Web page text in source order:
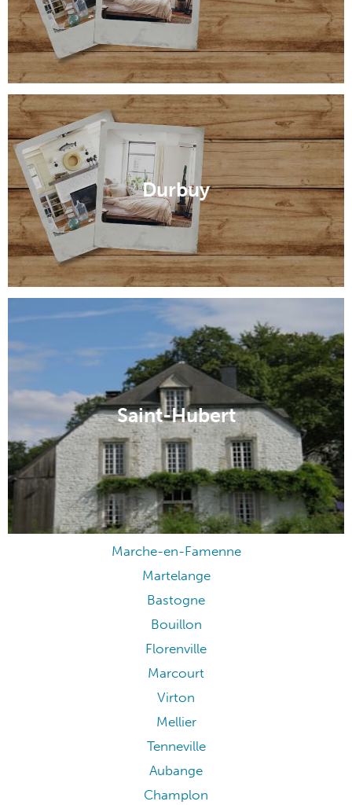
Durbuy
Saint-Hubert
Marche-en-Famenne
Martelange
Bastogne
Bouillon
Florenville
Marcourt
Virton
Mellier
Tenneville
Aubange
Champlon